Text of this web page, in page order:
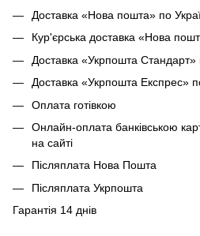
Доставка «Нова пошта» по
Кур'єрська доставка «Нова
Доставка «Укрпошта Стандарт»
Доставка «Укрпошта Експрес»
Оплата готівкою
Онлайн-оплата банківською
на сайті
Післяплата Нова Пошта
Післяплата Укрпошта
Гарантія 14 днів